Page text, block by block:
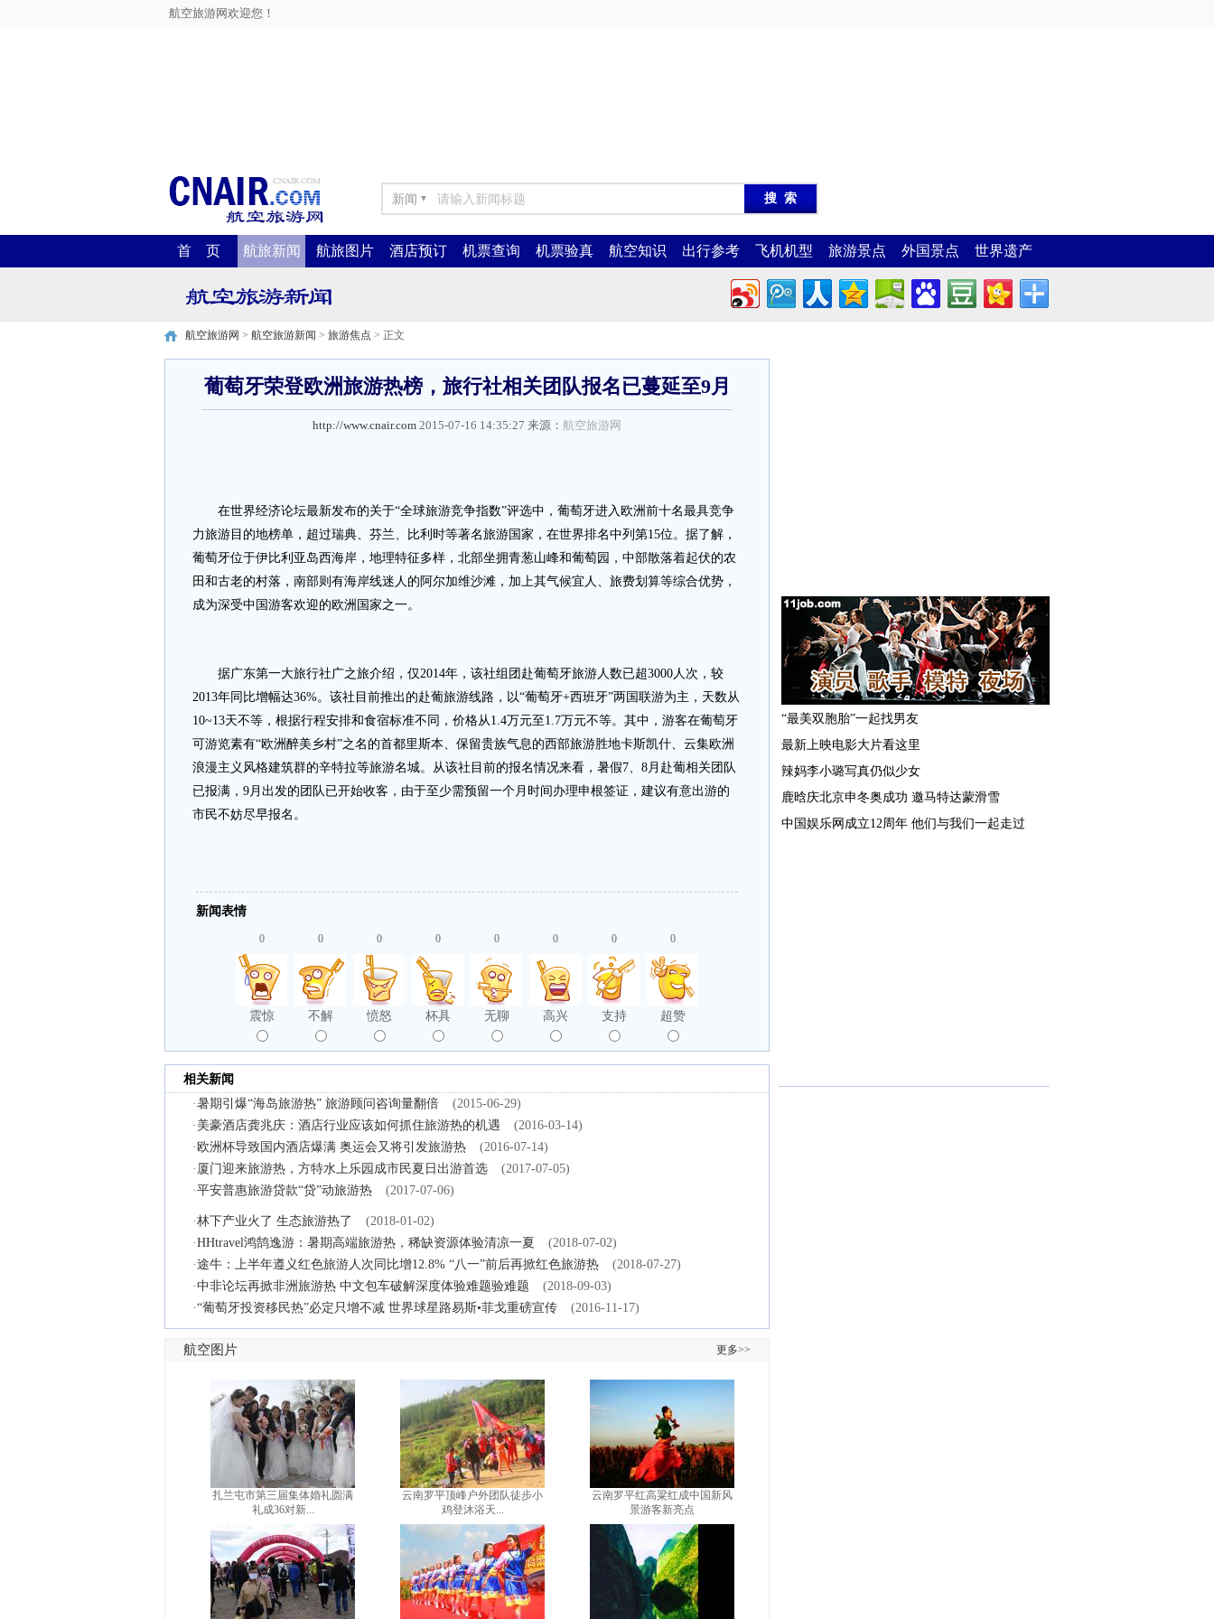
航空旅游网欢迎您！
新闻 ▼
首 页 航旅新闻 航旅图片 酒店预订 机票查询 机票验真 航空知识 出行参考 飞机机型 旅游景点 外国景点 世界遗产
航空旅游网 > 航空旅游新闻 > 旅游焦点 > 正文
葡萄牙荣登欧洲旅游热榜，旅行社相关团队报名已蔓延至9月
http://www.cnair.com 2015-07-16 14:35:27 来源： 航空旅游网
在世界经济论坛最新发布的关于“全球旅游竞争指数”评选中，葡萄牙进入欧洲前十名最具竞争
力旅游目的地榜单，超过瑞典、芬兰、比利时等著名旅游国家，在世界排名中列第15位。据了解，
葡萄牙位于伊比利亚岛西海岸，地理特征多样，北部坐拥青葱山峰和葡萄园，中部散落着起伏的农
田和古老的村落，南部则有海岸线迷人的阿尔加维沙滩，加上其气候宜人、旅费划算等综合优势，
成为深受中国游客欢迎的欧洲国家之一。
据广东第一大旅行社广之旅介绍，仅2014年，该社组团赴葡萄牙旅游人数已超3000人次，较
2013年同比增幅达36%。该社目前推出的赴葡旅游线路，以“葡萄牙+西班牙”两国联游为主，天数从
10~13天不等，根据行程安排和食宿标准不同，价格从1.4万元至1.7万元不等。其中，游客在葡萄牙
可游览素有“欧洲醉美乡村”之名的首都里斯本、保留贵族气息的西部旅游胜地卡斯凯什、云集欧洲
浪漫主义风格建筑群的辛特拉等旅游名城。从该社目前的报名情况来看，暑假7、8月赴葡相关团队
已报满，9月出发的团队已开始收客，由于至少需预留一个月时间办理申根签证，建议有意出游的
市民不妨尽早报名。
新闻表情
0
震惊
0
不解
0
愤怒
0
杯具
0
无聊
0
高兴
0
支持
0
超赞
相关新闻
·暑期引爆“海岛旅游热” 旅游顾问咨询量翻倍
(2015-06-29)
· 美豪酒店龚兆庆：酒店行业应该如何抓住旅游热的机遇
(2016-03-14)
· 欧洲杯导致国内酒店爆满 奥运会又将引发旅游热
(2016-07-14)
· 厦门迎来旅游热，方特水上乐园成市民夏日出游首选
(2017-07-05)
·平安普惠旅游贷款“贷”动旅游热 (2017-07-06)
·林下产业火了 生态旅游热了
(2018-01-02)
·HHtravel鸿鹄逸游：暑期高端旅游热，稀缺资源体验清凉一夏
(2018-07-02)
·途牛：上半年遵义红色旅游人次同比增12.8% “八一”前后再掀红色旅游热
(2018-07-27)
·中非论坛再掀非洲旅游热 中文包车破解深度体验难题验难题
(2018-09-03)
·“葡萄牙投资移民热”必定只增不减 世界球星路易斯•菲戈重磅宣传 (2016-11-17)
航空图片 更多>>
扎兰屯市第三届集体婚礼圆满
礼成36对新...
云南罗平顶峰户外团队徒步小
鸡登沐浴天...
云南罗平红高粱红成中国新风
景游客新亮点